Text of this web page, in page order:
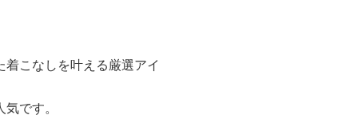
こなしを叶える厳選アイ
です。